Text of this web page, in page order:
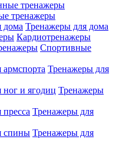
тренажеры
Тренажеры для дома
Кардиотренажеры
Спортивные
Тренажеры для
Тренажеры
Тренажеры для
Тренажеры для